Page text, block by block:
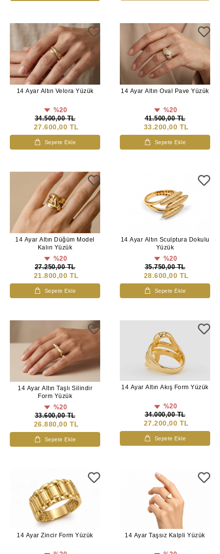
14 Ayar Altın Velora Yüzük
%20
34.500,00 TL
27.600,00 TL
Sepete Ekle
14 Ayar Altın Oval Pave Yüzük
%20
41.500,00 TL
33.200,00 TL
Sepete Ekle
14 Ayar Altın Düğüm Model
Kalın Yüzük
%20
27.250,00 TL
21.800,00 TL
Sepete Ekle
14 Ayar Altın Sculptura Dokulu
Yüzük
%20
35.750,00 TL
28.600,00 TL
Sepete Ekle
14 Ayar Altın Taşlı Silindir
Form Yüzük
%20
33.600,00 TL
26.880,00 TL
Sepete Ekle
14 Ayar Altın Akış Form Yüzük
%20
34.000,00 TL
27.200,00 TL
Sepete Ekle
14 Ayar Zincir Form Yüzük 14 Ayar Taşsız Kalpli Yüzük